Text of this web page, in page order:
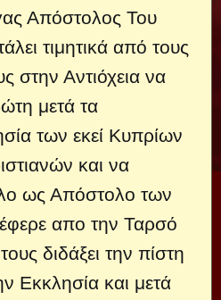
Απόστολος Του
τιμητικά από τους
στην Αντιόχεια να
μετά τα
των εκεί Κυπρίων
και να
ως Απόστολο των
απο την Ταρσό
διδάξει την πίστη
Εκκλησία και μετά